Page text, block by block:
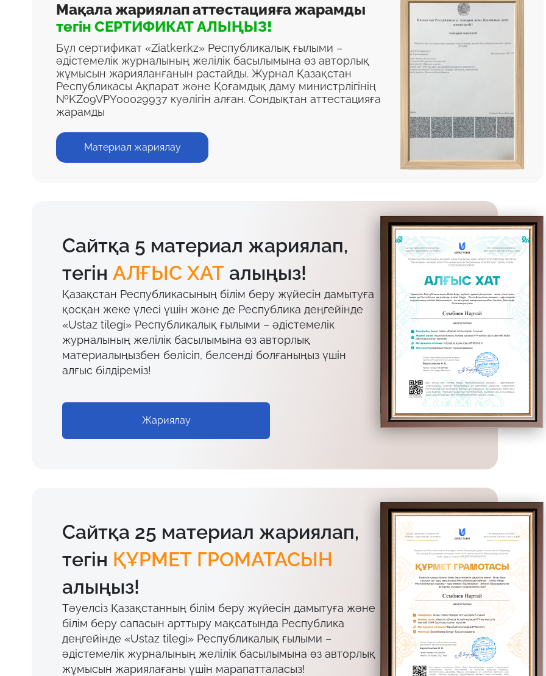
Мақала жариялап аттестацияға жарамды
тегін СЕРТИФИКАТ АЛЫҢЫЗ!
Бұл сертификат «Ziatker.kz» Республикалық ғылыми –
әдістемелік журналының желілік басылымына өз авторлық
жұмысын жарияланғанын растайды. Журнал Қазақстан
Республикасы Ақпарат және Қоғамдық даму министрлігінің
№KZ09VPY00029937 куәлігін алған. Сондықтан аттестацияға
жарамды
Материал жариялау
Сайтқа 5 материал жариялап,
тегін АЛҒЫС ХАТ алыңыз!
Қазақстан Республикасының білім беру жүйесін дамытуға
қосқан жеке үлесі үшін және де Республика деңгейінде
«Ustaz tilegi» Республикалық ғылыми – әдістемелік
журналының желілік басылымына өз авторлық
материалыңызбен бөлісіп, белсенді болғаныңыз үшін
алғыс білдіреміз!
Жариялау
Сайтқа 25 материал жариялап,
тегін ҚҰРМЕТ ГРОМАТАСЫН
алыңыз!
Тәуелсіз Қазақстанның білім беру жүйесін дамытуға және
білім беру сапасын арттыру мақсатында Республика
деңгейінде «Ustaz tilegi» Республикалық ғылыми –
әдістемелік журналының желілік басылымына өз авторлық
жұмысын жариялағаны үшін марапатталасыз!